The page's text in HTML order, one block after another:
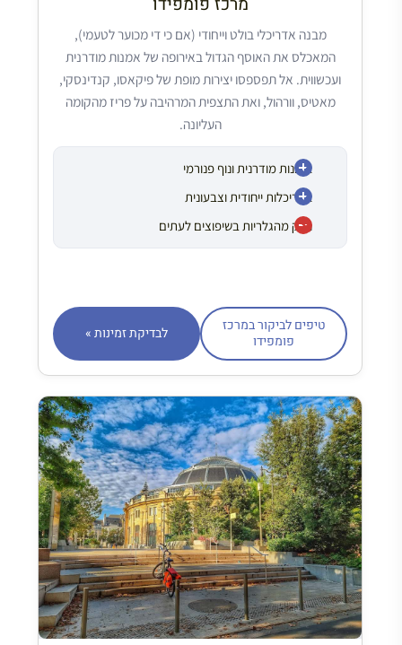
אומנות מודרנית ונוף פנורמי
אדריכלות ייחודית וצבעונית
חלק מהגלריות בשיפוצים לעתים
מבנה אדריכלי בולט וייחודי (אם כי די מכוער לטעמי),
המאכלס את האוסף הגדול באירופה של אמנות מודרנית
ועכשווית. אל תפספסו יצירות מופת של פיקאסו, קנדינסקי,
מאטיס, וורהול, ואת התצפית המרהיבה על פריז מהקומה
העליונה.
טיפים לביקור במרכז
פומפידו
לבדיקת זמינות »